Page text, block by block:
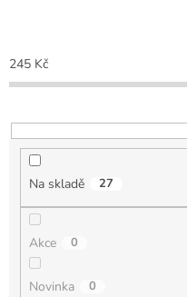
p
r
o
u
245 Kč
Na skladě 27
Akce 0
Novinka 0